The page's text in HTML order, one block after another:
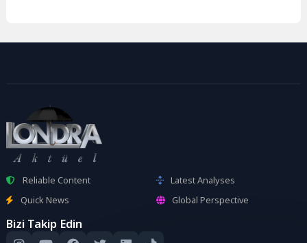
Reliable Content
Latest Analyses
Quick News
Global Perspective
Bizi Takip Edin